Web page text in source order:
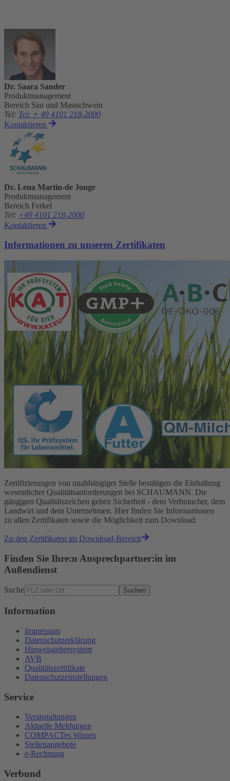
Dr. Saara Sander
Produktmanagement
Bereich Sau und Mastschwein
Tel: Tel: + 49 4101 218-2000
Kontaktieren
Dr. Lena Martin-de Jonge
Produktmanagement
Bereich Ferkel
Tel: +49 4101 218-2000
Kontaktieren
Informationen zu unseren Zertifikaten
Zertifizierungen von unabhängiger Stelle bestätigen die Einhaltung
wesentlicher Qualitätsanforderungen bei SCHAUMANN. Die
gängjgen Qualitätszeichen geben Sicherheit - dem Verbraucher, dem
Landwirt und dem Unternehmen. Hier finden Sie Informartionen
zu allen Zertifikaten sowie die Möglichkeit zum Download.
Zu den Zertifikaten im Download-Bereich
Finden Sie Ihre:n Ansprechpartner:in im
Außendienst
Suche Suchen
Information
Impressum
Datenschutzerklärung
Hinweisgebersystem
AVB
Qualitätszertifikate
Datenschutzeinstellungen
Service
Veranstaltungen
Aktuelle Meldungen
COMPACTes Wissen
Stellenangebote
e-Rechnung
Verbund